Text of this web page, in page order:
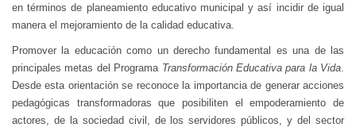
en términos de planeamiento educativo municipal y así incidir de igual
manera el mejoramiento de la calidad educativa.
Promover la educación como un derecho fundamental es una de las
principales metas del Programa Transformación Educativa para la Vida.
Desde esta orientación se reconoce la importancia de generar acciones
pedagógicas transformadoras que posibiliten el empoderamiento de
actores, de la sociedad civil, de los servidores públicos, y del sector